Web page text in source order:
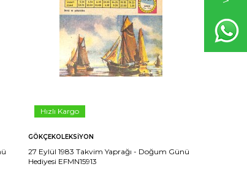
Hızlı Kargo
GÖKÇEKOLEKSIYON
27 Eylül 1983 Takvim Yaprağı - Doğum Günü
Hediyesi EFMN15913